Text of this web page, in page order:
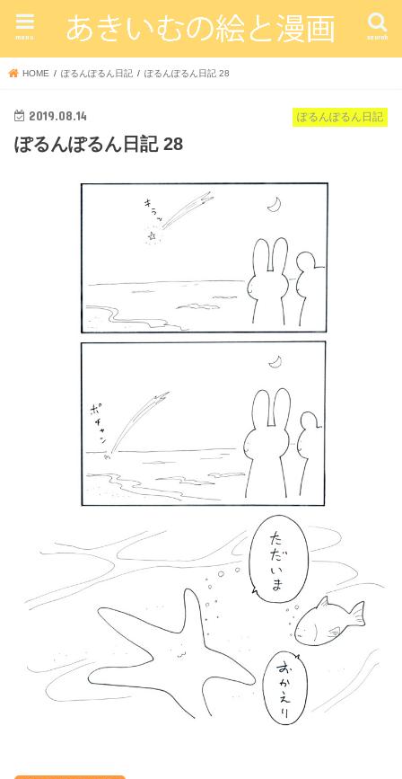
search
menu
HOME ぽるんぽるん日記 ぽるんぽるん日記 28
ぽるんぽるん日記
2019.08.14
ぽるんぽるん日記 28